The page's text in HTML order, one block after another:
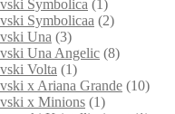
Symbolica (1)
Symbolicaa (2)
Una (3)
Una Angelic (8)
Volta (1)
x Ariana Grande (10)
x Minions (1)